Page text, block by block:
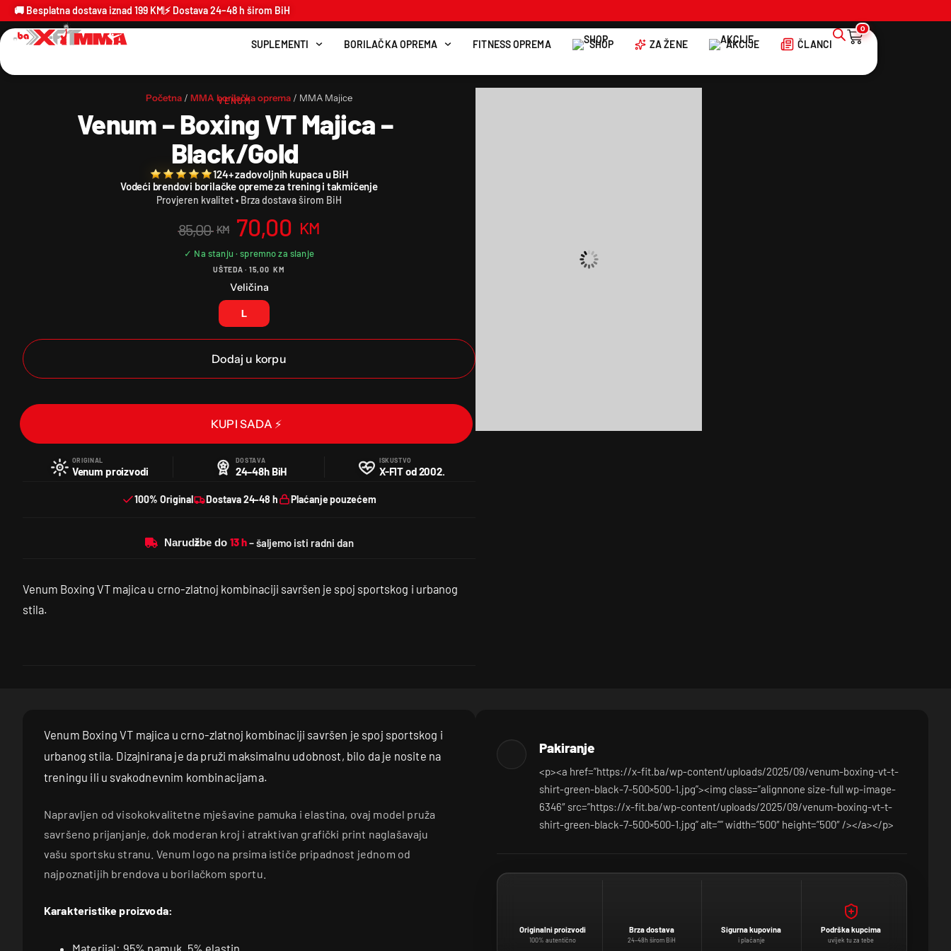
🚚 Besplatna dostava iznad 199 KM⚡ Dostava 24–48 h širom BiH
SUPLEMENTI BORILAČKA OPREMA FITNESS OPREMA SHOP ZA ŽENE AKCIJE ČLANCI
0
Početna / MMA borilačka oprema / MMA Majice
VENUM
Venum – Boxing VT Majica –
Black/Gold
124+ zadovoljnih kupaca u BiH
Vodeći brendovi borilačke opreme za trening i takmičenje
Provjeren kvalitet • Brza dostava širom BiH
85,00 KM 70,00 KM
UŠTEDA · 15,00 KM
Veličina
L
Dodaj u korpu
KUPI SADA ⚡
ORIGINAL
Venum proizvodi
DOSTAVA
24–48h BiH
ISKUSTVO
X-FIT od 2002.
100% Original Dostava 24–48 h Plaćanje pouzećem
Narudžbe do
Venum Boxing VT majica u crno-zlatnoj kombinaciji savršen je spoj sportskog i urbanog
stila.
Venum Boxing VT majica u crno-zlatnoj kombinaciji savršen je spoj sportskog i
urbanog stila. Dizajnirana je da pruži maksimalnu udobnost, bilo da je nosite na
treningu ili u svakodnevnim kombinacijama.
Napravljen od visokokvalitetne mješavine pamuka i elastina, ovaj model pruža
savršeno prijanjanje, dok moderan kroj i atraktivan grafički print naglašavaju
vašu sportsku stranu. Venum logo na prsima ističe pripadnost jednom od
najpoznatijih brendova u borilačkom sportu.
Karakteristike proizvoda:
Materijal: 95% pamuk, 5% elastin
Pakiranje
<p><a href=”https://x-fit.ba/wp-content/uploads/2025/09/venum-boxing-vt-t-
shirt-green-black-7-500×500-1.jpg”><img class=”alignnone size-full wp-image-
6346″ src=”https://x-fit.ba/wp-content/uploads/2025/09/venum-boxing-vt-t-
shirt-green-black-7-500×500-1.jpg” alt=”” width=”500″ height=”500″ /></a></p>
Originalni proizvodi
100% autentično
Brza dostava
24–48h širom BiH
Sigurna kupovina
i plaćanje
Podrška kupcima
uvijek tu za tebe